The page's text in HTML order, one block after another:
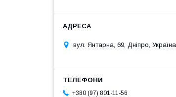
вул. Янтарна, 69, Дніпро, Україна
+380 (97) 801-11-56